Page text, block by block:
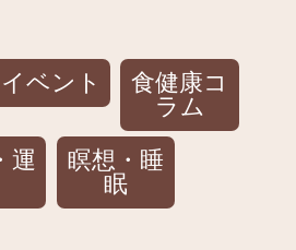
イベント
食健康コ
ラム
運
瞑想・睡
眠